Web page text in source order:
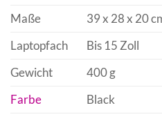
Maße
39 x 28 x 20
Laptopfach
Bis 15 Zoll
Gewicht
400 g
Farbe
Black